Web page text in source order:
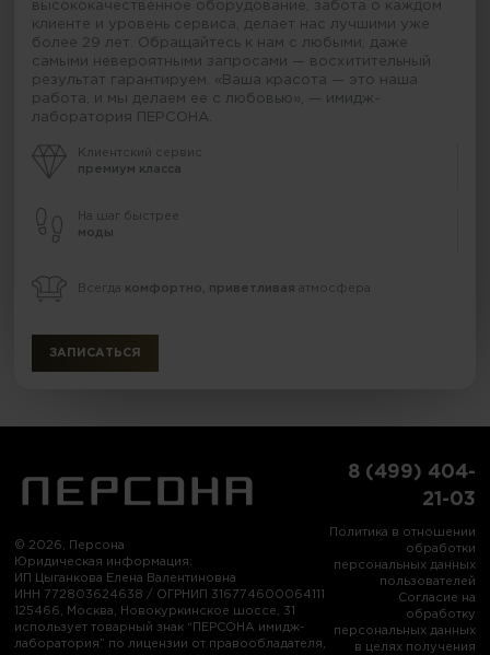
высококачественное оборудование, забота о каждом
клиенте и уровень сервиса, делает нас лучшими уже
более 29 лет. Обращайтесь к нам с любыми, даже
самыми невероятными запросами — восхитительный
результат гарантируем. «Ваша красота — это наша
работа, и мы делаем ее с любовью», — имидж-
лаборатория ПЕРСОНА.
Клиентский сервис
премиум класса
На шаг быстрее
моды
Всегда комфортно, приветливая атмосфера
ЗАПИСАТЬСЯ
© 2026, Персона
Юридическая информация:
ИП Цыганкова Елена Валентиновна
ИНН 772803624638 / ОГРНИП 316774600064111
125466, Москва, Новокуркинское шоссе, 31
использует товарный знак “ПЕРСОНА имидж-
лаборатория” по лицензии от правообладателя,
8 (499) 404-
21-03
Политика в отношении
обработки
персональных данных
пользователей
Согласие на
обработку
персональных данных
в целях получения